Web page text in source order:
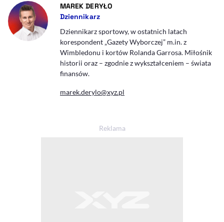
MAREK DERYŁO- AUTOR ARTYKUŁU - PROFIL
Dziennikarz
Dziennikarz sportowy, w ostatnich latach
korespondent „Gazety Wyborczej” m.in. z
Wimbledonu i kortów Rolanda Garrosa. Miłośnik
historii oraz – zgodnie z wykształceniem – świata
finansów.
marek.derylo@xyz.pl